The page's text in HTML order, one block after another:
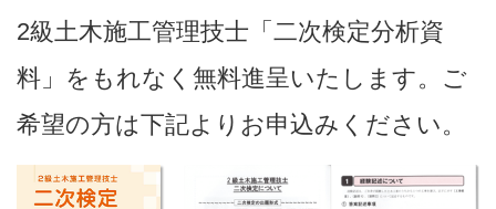
2級土木施工管理技士「二次検定分析資
料」をもれなく無料進呈いたします。ご
希望の方は下記よりお申込みください。